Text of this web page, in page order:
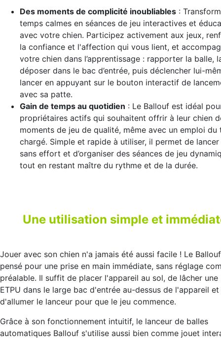
Des moments de complicité inoubliables :
temps calmes en séances de jeu interactives et
avec votre chien. Participez activement aux jeux,
la confiance et l'affection qui vous lient, et
votre chien dans l’apprentissage : rapporter la balle,
déposer dans le bac d’entrée, puis déclencher lui-
lancer en appuyant sur le bouton interactif de
avec sa patte.
Gain de temps au quotidien : Le Ballouf est idéal
propriétaires actifs qui souhaitent offrir à leur chien
moments de jeu de qualité, même avec un emploi du
chargé. Simple et rapide à utiliser, il permet de
sans effort et d’organiser des séances de jeu
tout en restant maître du rythme et de la durée.
Une utilisation simple et
Jouer avec son chien n'a jamais été aussi facile ! Le
pensé pour une prise en main immédiate, sans réglage
préalable. Il suffit de placer l'appareil au sol, de lâcher une
ETPU dans le large bac d'entrée au-dessus de l'appareil et
d'allumer le lanceur pour que le jeu commence.
Grâce à son fonctionnement intuitif, le lanceur de balles
automatiques Ballouf s'utilise aussi bien comme jouet